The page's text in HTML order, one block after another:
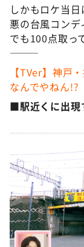
ぺこぱのま
アナ回覧板
しかもロケ当
悪の台風コン
でも100点取っ
———
【TVer】神戸
なんでやねん!?
■駅近くに出現